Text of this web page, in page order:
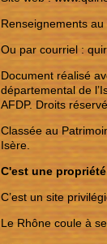
Renseignements
Ou par courriel :
Document réalisé
départemental de
AFDP. Droits
Classée au
Isère.
C'est une
C’est un site
Le Rhône coule à